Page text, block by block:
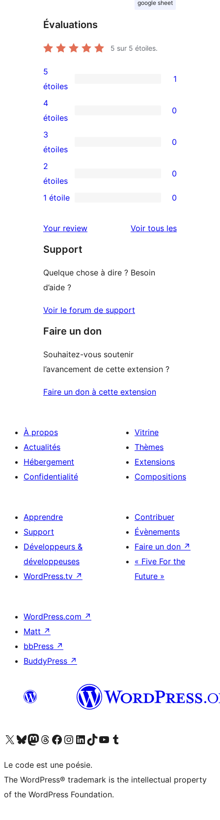
google sheet
Évaluations
5 sur 5 étoiles.
1
avis
à
5
étoile
5
étoiles
1
0
avis
à
4
étoile
4
étoiles
0
0
avis
à
3
3
étoiles
0
0
avis
2
2
étoiles
0
à
1
1 étoile 0
Your review Voir tous lesavis
Support
Quelque chose à dire ? Besoin
d’aide ?
Voir le forum de support
Faire un don
Souhaitez-vous soutenir
l’avancement de cette extension ?
Faire un don à cette extension
À propos
Actualités
Hébergement
Confidentialité
Vitrine
Thèmes
Extensions
Compositions
Apprendre
Support
Développeurs &
développeuses
WordPress.tv ↗
Contribuer
Évènements
Faire un don ↗
« Five For the
Future »
WordPress.com ↗
Matt ↗
bbPress ↗
BuddyPress ↗
Visitez notre compte X (précédemment Twitter)
Visiter notre compte Bluesky
Visiter notre compte Mastodon
Visiter notre compte Threads
Consulter notre compte Facebook
Consulter notre compte Instagram
Consulter notre compte LinkedIn
Visiter notre compte TokTok
Visiter notre chaîne YouTube
Visiter notre compte Tumblr
Le code est une poésie.
The WordPress® trademark is the intellectual property
of the WordPress Foundation.